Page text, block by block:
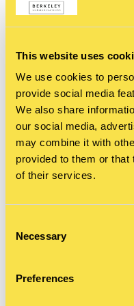
This website uses
We use cookies to
provide social media
We also share
our social media,
may combine it with
provided to them or that
of their services.
Selection
Necessary
Preferences
aber auf eine Art
Ich persönlich folge
Vloggern,
Online-Influencern
vertrete,
Erfahrung zeigt mir,
Fällen Online-
sind, die auf eine
unterschätzt werden